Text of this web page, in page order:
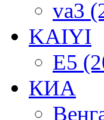
va3
KAIYI
E5
КИА